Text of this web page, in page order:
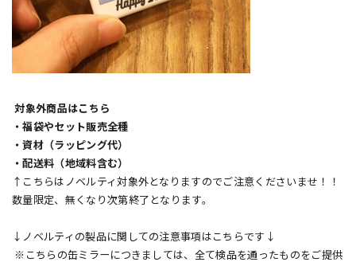
対象外商品はこちら
・福袋やセット販売全種
・資材（ラッピング代）
・配送料（地域料含む）
↑こちらはノベルティ対象外となりますのでご注意くださいませ！！
数量限定、無くなり次第終了となります。
↓ノベルティの製品に関しての注意事項はこちらです↓
※こちらの缶ミラーにつきましては、全て検品を通ったものをご提供